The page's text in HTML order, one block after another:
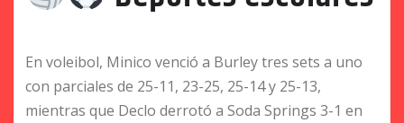
En voleibol, Minico venció a Burley tres sets a uno
con parciales de 25-11, 23-25, 25-14 y 25-13,
mientras que Declo derrotó a Soda Springs 3-1 en